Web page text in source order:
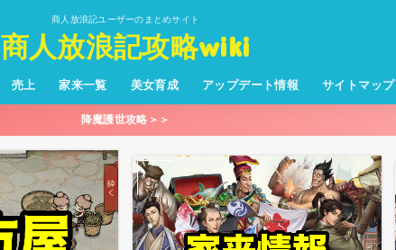
商人放浪記ユーザーのまとめサイト
商人放浪記攻略wiki
売上 家来一覧 美女育成 アップデート情報 サイトマップ
降魔護世攻略＞＞